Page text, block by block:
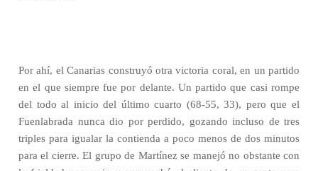
Por ahí, el Canarias construyó otra victoria coral, en un partido
en el que siempre fue por delante. Un partido que casi rompe
del todo al inicio del último cuarto (68-55, 33), pero que el
Fuenlabrada nunca dio por perdido, gozando incluso de tres
triples para igualar la contienda a poco menos de dos minutos
para el cierre. El grupo de Martínez se manejó no obstante con